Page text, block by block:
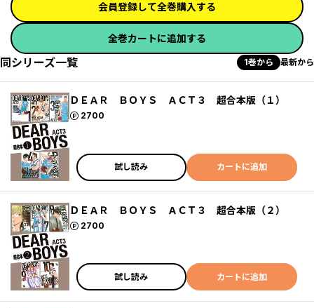
会員登録して全巻購入する
全巻カートに追加する
同シリーズ一覧 1巻から 最新から
ＤＥＡＲ ＢＯＹＳ ＡＣＴ３ 超合本版（１）
2700
ポイント
試し読み カートに追加
ＤＥＡＲ ＢＯＹＳ ＡＣＴ３ 超合本版（２）
2700
ポイント
試し読み カートに追加